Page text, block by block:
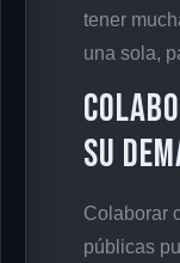
tener
una sola,
su
Colaborar
públicas